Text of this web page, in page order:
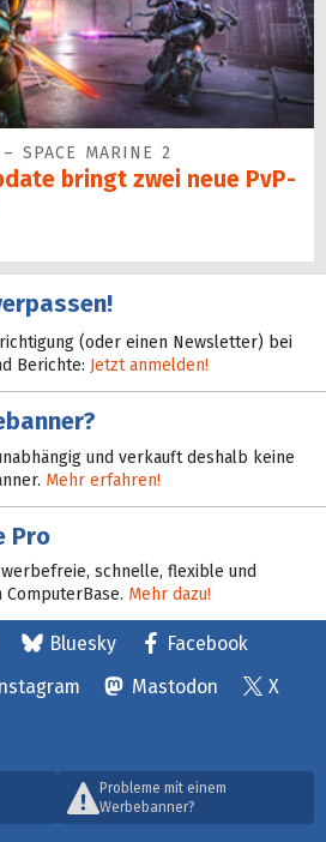
SPACE MARINE 2
bringt zwei neue PvP-
(oder einen Newsletter) bei
Berichte: Jetzt anmelden!
und verkauft deshalb keine
Mehr erfahren!
Pro
schnelle, flexible und
Mehr dazu!
Bluesky
Facebook
Instagram Mastodon
X
Probleme mit einem
Werbebanner?